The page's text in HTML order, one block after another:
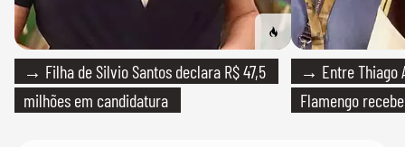
→ Filha de Silvio Santos declara R$ 47,5
milhões em candidatura
→ Entre Thiago
Flamengo